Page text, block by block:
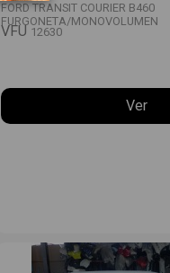
FORD TRANSIT COURIER B460
FURGONETA/MONOVOLUMEN
VFU 12630
Ver